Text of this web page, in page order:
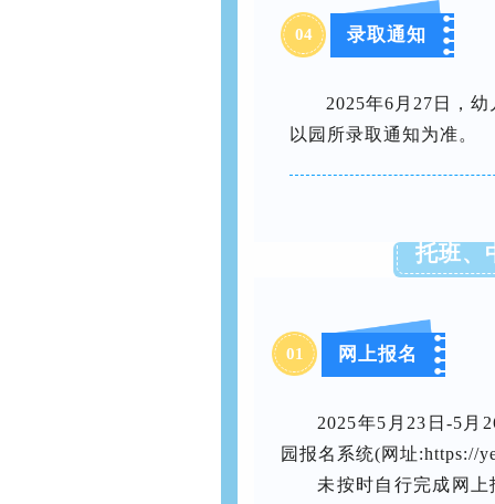
04 录取通知
2025年6月27日，
以园所录取通知为准。
托班、
01 网上报名
2025年5月23日-5月
园报名系统(网址:https://
未按时自行完成网